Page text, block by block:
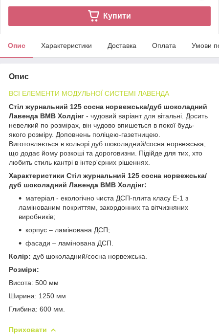
Купити
Опис Характеристики Доставка Оплата Умови
Опис
ВСІ ЕЛЕМЕНТИ МОДУЛЬНОЇ СИСТЕМІ ЛАВЕНДА
Стіл журнальний 125 сосна норвежська/дуб шоколадний
Лавенда ВМВ Холдінг - чудовий варіант для вітальні. Досить
невелкий по розмірах, він чудово впишеться в покої будь-
якого розміру. Доповнень поліцею-газетницею.
Виготовляється в кольорі дуб шоколадний/сосна норвежська,
що додає йому розкоші та дороговизни. Підійде для тих, хто
любить стиль кантрі в інтер'єрних рішеннях.
Характеристики Стіл журнальний 125 сосна норвежська/
дуб шоколадний Лавенда ВМВ Холдінг:
матеріал - екологічно чиста ДСП-плита класу Е-1 з
ламінованим покриттям, закордонних та вітчизняних
виробників;
корпус – ламінована ДСП;
фасади – ламінована ДСП.
Колір: дуб шоколадний/сосна норвежська.
Розміри:
Висота: 500 мм
Ширина: 1250 мм
Глибина: 600 мм.
Приховати